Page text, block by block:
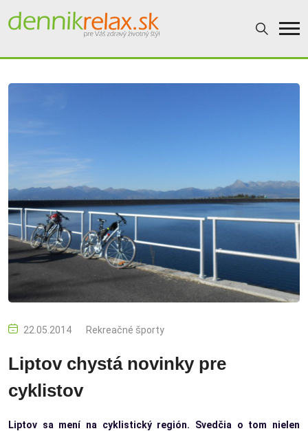
22.05.2014 Rekreačné športy
Liptov chystá novinky pre
cyklistov
Liptov sa mení na cyklistický región. Svedčia o tom nielen